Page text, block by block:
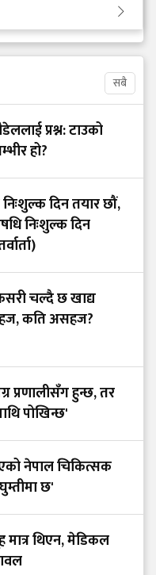
सबै
प्रश्न: टाउको
हो?
दिन तयार छौं,
निःशुल्क दिन
चल्दै छ खाद्य
कति असहज?
प्रणालीसँग हुन्छ, तर
पोखिन्छ'
नेपाल चिकित्सक
छ'
थिएन, मेडिकल